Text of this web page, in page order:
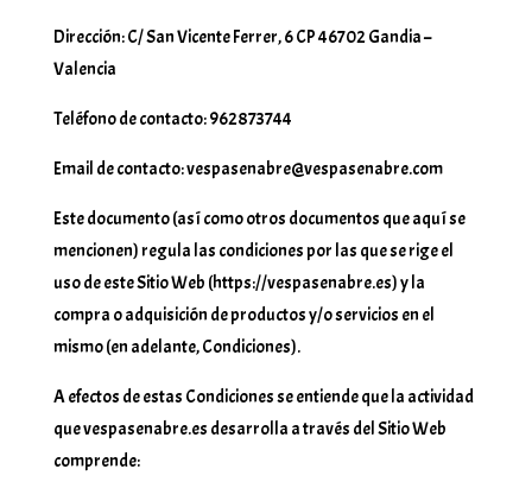
Dirección: C/ San Vicente Ferrer, 6 CP 46702 Gandia –
Valencia
Teléfono de contacto: 962873744
Email de contacto: vespasenabre@vespasenabre.com
Este documento (así como otros documentos que aquí se
mencionen) regula las condiciones por las que se rige el
uso de este Sitio Web (https://vespasenabre.es) y la
compra o adquisición de productos y/o servicios en el
mismo (en adelante, Condiciones).
A efectos de estas Condiciones se entiende que la actividad
que vespasenabre.es desarrolla a través del Sitio Web
comprende: